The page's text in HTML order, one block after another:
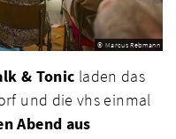
© Marcus Rebmann
& Tonic laden das
und die vhs einmal
Abend aus